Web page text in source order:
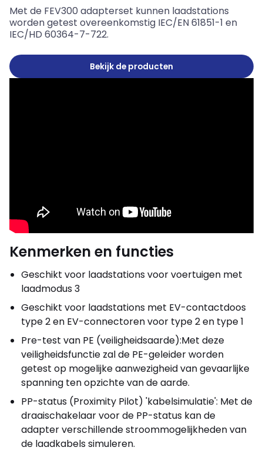
Met de FEV300 adapterset kunnen laadstations
worden getest overeenkomstig IEC/EN 61851-1 en
IEC/HD 60364-7-722.
Bekijk de producten
Kenmerken en functies
Geschikt voor laadstations voor voertuigen met
laadmodus 3
Geschikt voor laadstations met EV-contactdoos
type 2 en EV-connectoren voor type 2 en type 1
Pre-test van PE (veiligheidsaarde):Met deze
veiligheidsfunctie zal de PE-geleider worden
getest op mogelijke aanwezigheid van gevaarlijke
spanning ten opzichte van de aarde.
PP-status (Proximity Pilot) 'kabelsimulatie': Met de
draaischakelaar voor de PP-status kan de
adapter verschillende stroommogelijkheden van
de laadkabels simuleren.